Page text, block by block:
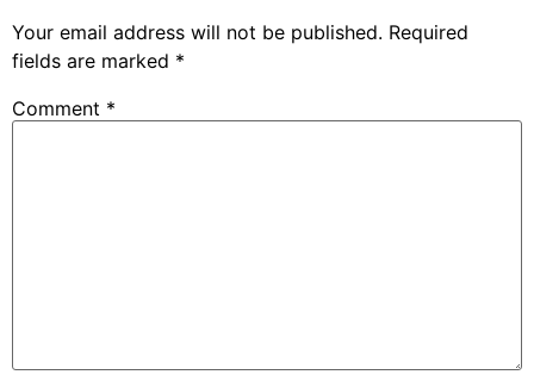
Your email address will not be published. Required
fields are marked *
Comment *